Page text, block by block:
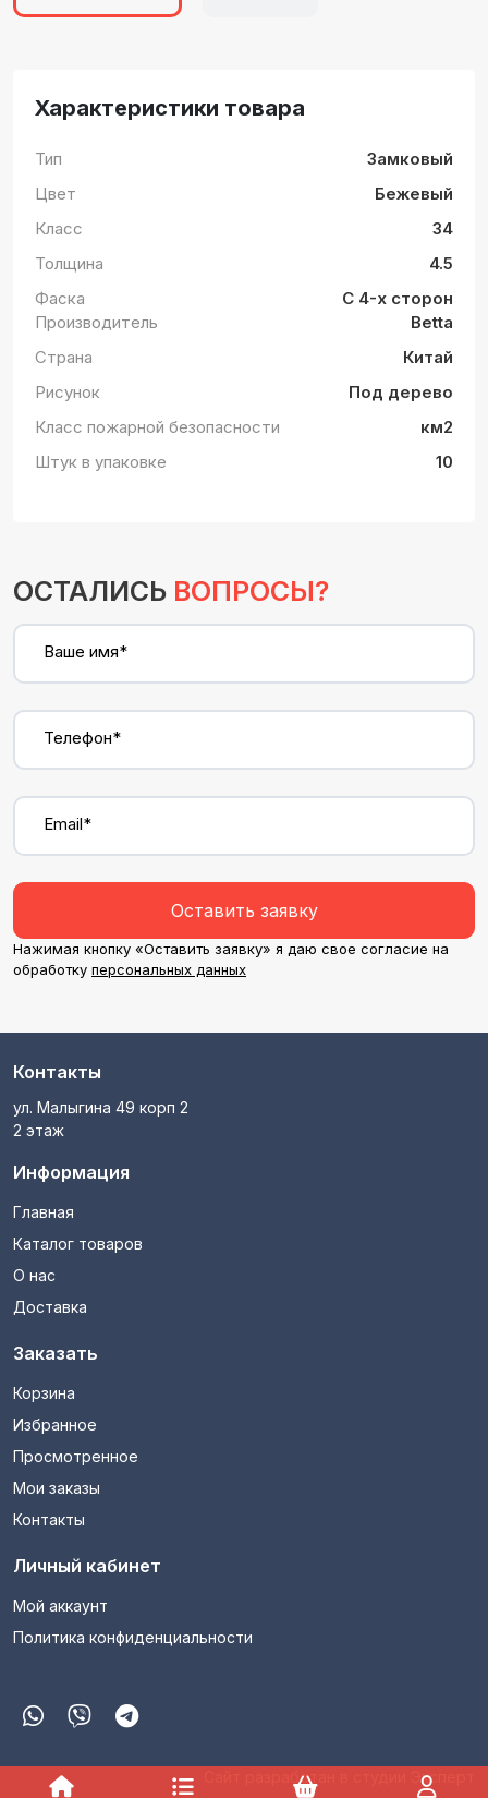
Характеристики товара
Тип
Замковый
Цвет
Бежевый
Класс
34
Толщина
4.5
Фаска
С 4-х сторон
Производитель
Betta
Страна
Китай
Рисунок
Под дерево
Класс пожарной безопасности
км2
Штук в упаковке
10
ОСТАЛИСЬ ВОПРОСЫ?
Ваше имя*
Телефон*
Email*
Оставить заявку
Нажимая кнопку «Оставить заявку» я даю свое согласие на
обработку персональных данных
Контакты
ул. Малыгина 49 корп 2
2 этаж
Информация
Главная
Каталог товаров
О нас
Доставка
Заказать
Корзина
Избранное
Просмотренное
Мои заказы
Контакты
Личный кабинет
Мой аккаунт
Политика конфиденциальности
Сайт разработан в студии Эксперт